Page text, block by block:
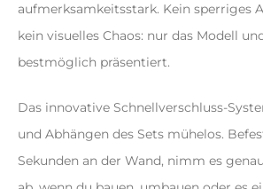
aufmerksamkeitsstark. Kein sperriges
kein visuelles Chaos: nur das Modell
bestmöglich präsentiert.
Das innovative Schnellverschluss-
und Abhängen des Sets mühelos.
Sekunden an der Wand, nimm es